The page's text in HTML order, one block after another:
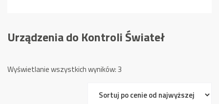
Urządzenia do Kontroli Świateł
Wyświetlanie wszystkich wyników: 3
ceny: